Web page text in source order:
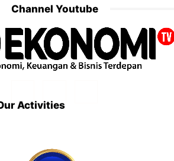
Channel Youtube
Activities